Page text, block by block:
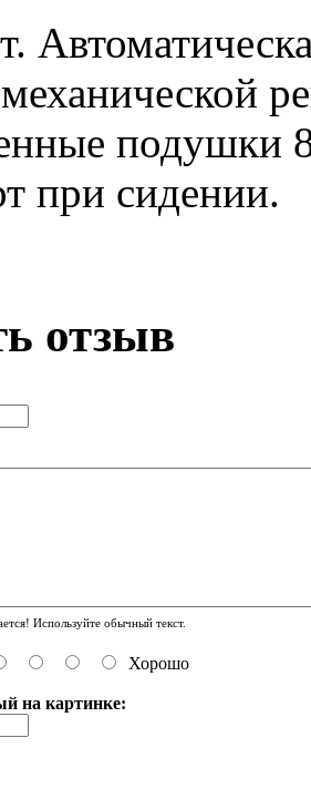
подушки
при сидении.
отзыв
Используйте обычный текст.
Хорошо
на картинке: